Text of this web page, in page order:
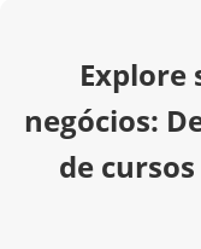
Explore
negócios:
de